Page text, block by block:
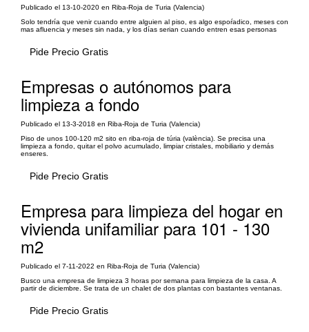
Publicado el 13-10-2020 en Riba-Roja de Turia (Valencia)
Solo tendría que venir cuando entre alguien al piso, es algo espoŕadico, meses con
mas afluencia y meses sin nada, y los días serian cuando entren esas personas
Pide Precio Gratis
Empresas o autónomos para
limpieza a fondo
Publicado el 13-3-2018 en Riba-Roja de Turia (Valencia)
Piso de unos 100-120 m2 sito en riba-roja de túria (valència). Se precisa una
limpieza a fondo, quitar el polvo acumulado, limpiar cristales, mobiliario y demás
enseres.
Pide Precio Gratis
Empresa para limpieza del hogar en
vivienda unifamiliar para 101 - 130
m2
Publicado el 7-11-2022 en Riba-Roja de Turia (Valencia)
Busco una empresa de limpieza 3 horas por semana para limpieza de la casa. A
partir de diciembre. Se trata de un chalet de dos plantas con bastantes ventanas.
Pide Precio Gratis